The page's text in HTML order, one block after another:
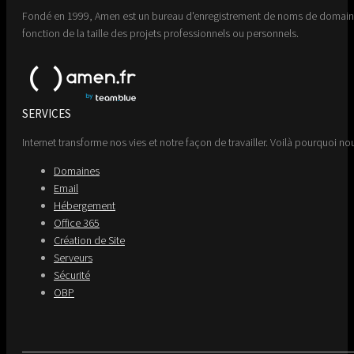
Fondé en 1999, Amen est un bureau d'enregistrement de noms de
fonction de la taille des projets professionnels ou personnels.
SERVICES
Internet transforme nos vies et notre façon de travailler. Voilà pourquoi
Domaines
Email
Hébergement
Office 365
Création de Site
Serveurs
Sécurité
OBP